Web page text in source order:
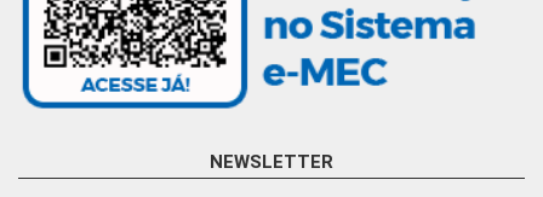
NEWSLETTER